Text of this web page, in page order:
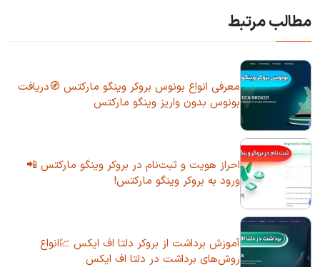
مطالب مرتبط
معرفی انواع بونوس بروکر وینگو مارکتس 🧭دریافت
بونوس بدون واریز وینگو مارکتس
احراز هویت و ثبت‌نام در بروکر وینگو مارکتس 📲
ورود به بروکر وینگو مارکتس!
آموزش برداشت از بروکر دلتا اف ایکس 💹انواع
روش‌های برداشت در دلتا اف ایکس